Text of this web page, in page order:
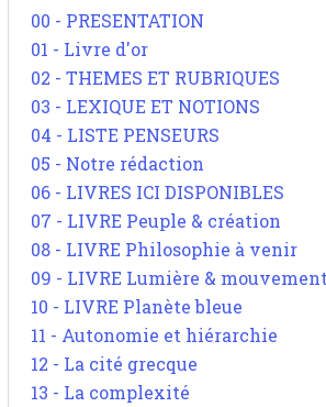
00 - PRESENTATION
01 - Livre d'or
02 - THEMES ET RUBRIQUES
03 - LEXIQUE ET NOTIONS
04 - LISTE PENSEURS
05 - Notre rédaction
06 - LIVRES ICI DISPONIBLES
07 - LIVRE Peuple & création
08 - LIVRE Philosophie à venir
09 - LIVRE Lumière & mouvement
10 - LIVRE Planète bleue
11 - Autonomie et hiérarchie
12 - La cité grecque
13 - La complexité